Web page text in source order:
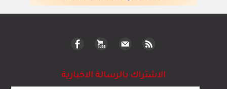
الاشتراك بالرسالة الاخبارية